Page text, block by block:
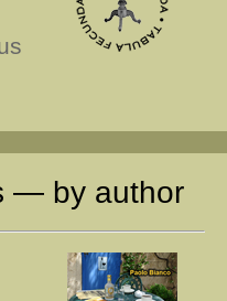
— by author